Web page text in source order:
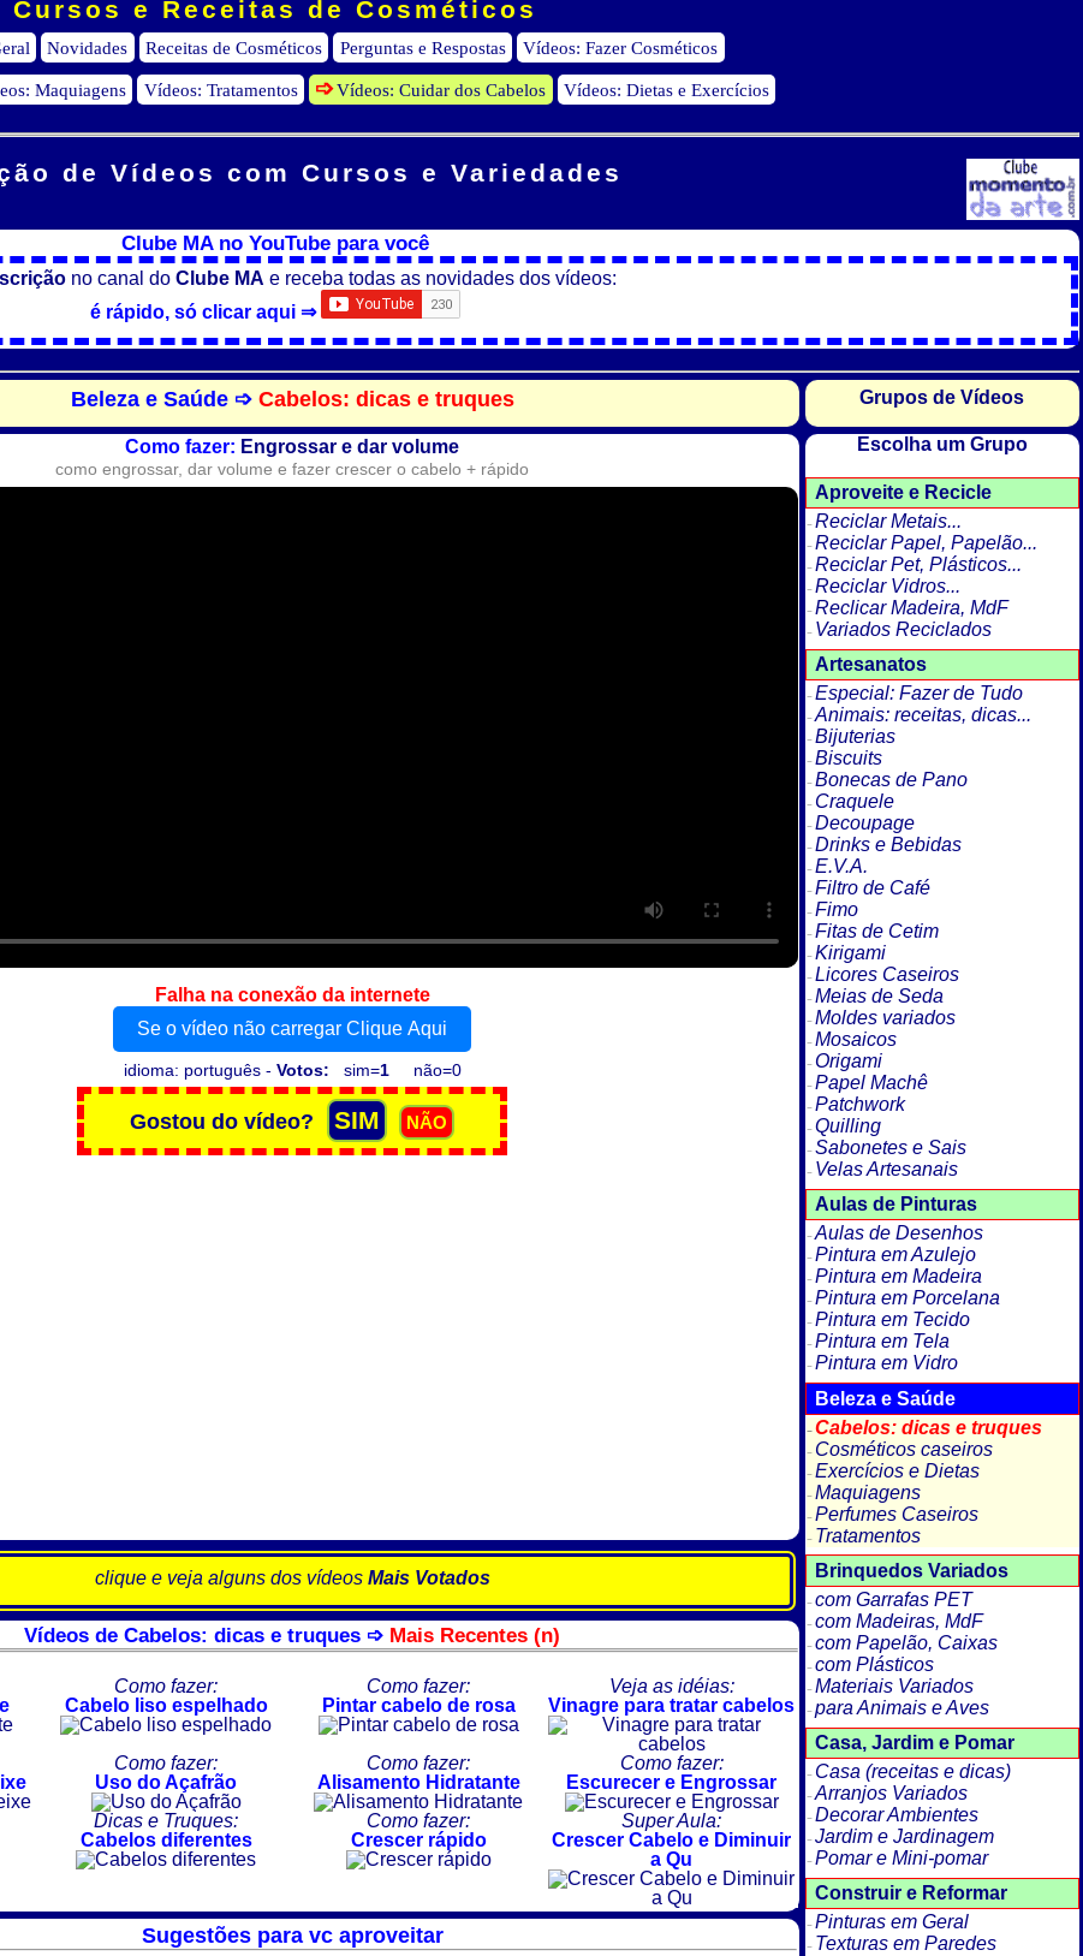
Cursos e Receitas de Cosméticos
Novidades Receitas de Cosméticos Perguntas e Respostas Vídeos: Fazer Cosméticos
Maquiagens Vídeos: Tratamentos Vídeos: Cuidar dos Cabelos Vídeos: Dietas e Exercícios
de Vídeos com Cursos e Variedades
Clube MA no YouTube para você
no canal doClube MA e receba todas as novidades dos vídeos:
é rápido, só clicar aqui ⇒
Beleza e Saúde ➩ Cabelos: dicas e truques
Como fazer: Engrossar e dar volume
como engrossar, dar volume e fazer crescer o cabelo + rápido
Falha na conexão da internete
Se o vídeo não carregar Clique Aqui
idioma: português - Votos: sim=1não=0
clique e veja alguns dos vídeos Mais Votados
Vídeos de Cabelos: dicas e truques ➩ Mais Recentes (n)
Como fazer:
Cabelo liso espelhado
Como fazer:
Pintar cabelo de rosa
Veja as idéias:
Vinagre para tratar cabelos
Como fazer:
Uso do Açafrão
Como fazer:
Alisamento Hidratante
Como fazer:
Escurecer e Engrossar
Dicas e Truques:
Cabelos diferentes
Como fazer:
Crescer rápido
Super Aula:
Crescer Cabelo e Diminuir
a Qu
Sugestões para vc aproveitar
Grupos de Vídeos
Escolha um Grupo
Aproveite e Recicle
Reciclar Metais...
Reciclar Papel, Papelão...
Reciclar Pet, Plásticos...
Reciclar Vidros...
Reclicar Madeira, MdF
Variados Reciclados
Artesanatos
Especial: Fazer de Tudo
Animais: receitas, dicas...
Bijuterias
Biscuits
Bonecas de Pano
Craquele
Decoupage
Drinks e Bebidas
E.V.A.
Filtro de Café
Fimo
Fitas de Cetim
Kirigami
Licores Caseiros
Meias de Seda
Moldes variados
Mosaicos
Origami
Papel Machê
Patchwork
Quilling
Sabonetes e Sais
Velas Artesanais
Aulas de Pinturas
Aulas de Desenhos
Pintura em Azulejo
Pintura em Madeira
Pintura em Porcelana
Pintura em Tecido
Pintura em Tela
Pintura em Vidro
Beleza e Saúde
Cabelos: dicas e truques
Cosméticos caseiros
Exercícios e Dietas
Maquiagens
Perfumes Caseiros
Tratamentos
Brinquedos Variados
com Garrafas PET
com Madeiras, MdF
com Papelão, Caixas
com Plásticos
Materiais Variados
para Animais e Aves
Casa, Jardim e Pomar
Casa (receitas e dicas)
Arranjos Variados
Decorar Ambientes
Jardim e Jardinagem
Pomar e Mini-pomar
Construir e Reformar
Pinturas em Geral
Texturas em Paredes